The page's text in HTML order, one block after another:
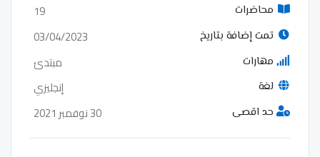
محاضرات 19
تمت إضافة بتاريخ 03/04/2023
مهارات مبتدئ
لغة إنجليزي
حد اقصى 30 نوفمبر 2021